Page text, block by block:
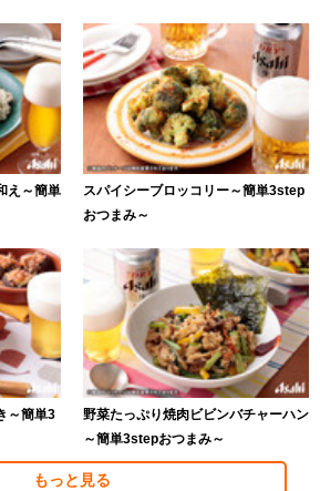
え～簡単
スパイシーブロッコリー～簡単3step
おつまみ～
～簡単3
野菜たっぷり焼肉ビビンバチャーハン
～簡単3stepおつまみ～
もっと見る